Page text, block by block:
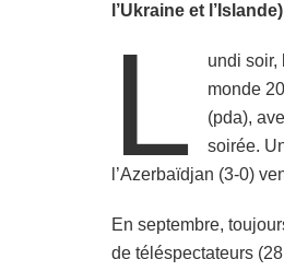
l’Ukraine et
L
undi soir,
monde
(pda),
soirée.
l’Azerbaïdjan (3-0)
En septembre,
de téléspectateurs